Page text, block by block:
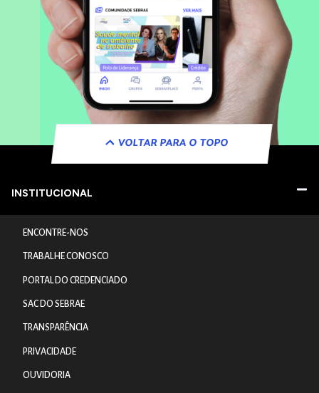
VOLTAR PARA O TOPO
INSTITUCIONAL
ENCONTRE-NOS
TRABALHE CONOSCO
PORTAL DO CREDENCIADO
SAC DO SEBRAE
TRANSPARÊNCIA
PRIVACIDADE
OUVIDORIA